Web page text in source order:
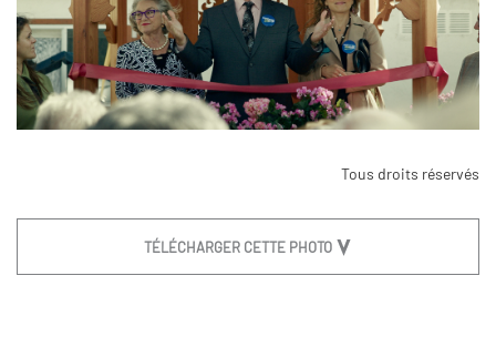
Tous droits réservés
TÉLÉCHARGER CETTE PHOTO